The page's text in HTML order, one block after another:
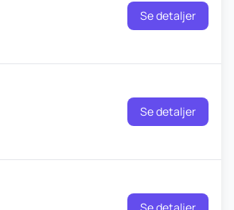
Se detaljer
Se detaljer